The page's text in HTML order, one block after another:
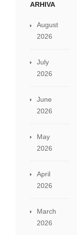
ARHIVA
August
2026
July
2026
June
2026
May
2026
April
2026
March
2026